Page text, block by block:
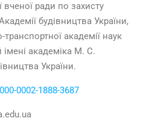
вченої ради по захисту
будівництва України,
академії наук
імені академіка М. С.
України.
0002-1888-3687